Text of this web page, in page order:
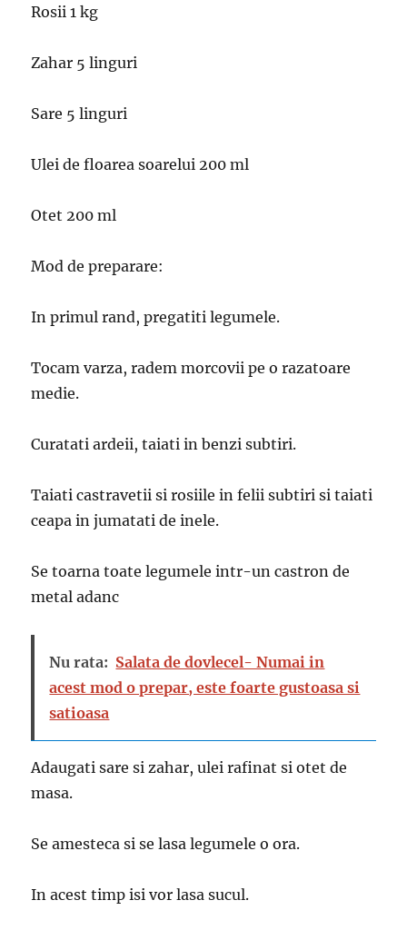
Rosii 1 kg
Zahar 5 linguri
Sare 5 linguri
Ulei de floarea soarelui 200 ml
Otet 200 ml
Mod de preparare:
In primul rand, pregatiti legumele.
Tocam varza, radem morcovii pe o razatoare
medie.
Curatati ardeii, taiati in benzi subtiri.
Taiati castravetii si rosiile in felii subtiri si taiati
ceapa in jumatati de inele.
Se toarna toate legumele intr-un castron de
metal adanc
Nu rata: Salata de dovlecel- Numai in
acest mod o prepar, este foarte gustoasa si
satioasa
Adaugati sare si zahar, ulei rafinat si otet de
masa.
Se amesteca si se lasa legumele o ora.
In acest timp isi vor lasa sucul.